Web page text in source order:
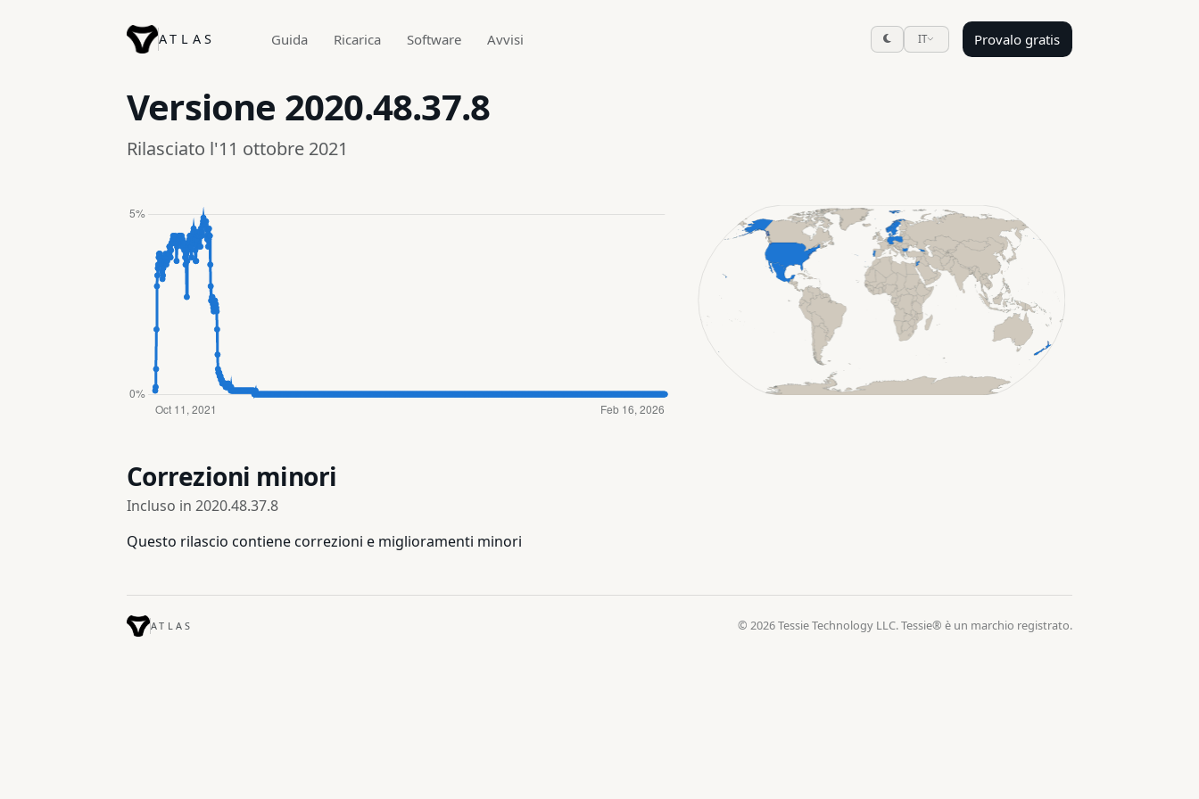
ATLAS Guida Ricarica Software Avvisi IT Provalo gratis
Versione 2020.48.37.8
Rilasciato l'11 ottobre 2021
Correzioni minori
Incluso in 2020.48.37.8
Questo rilascio contiene correzioni e miglioramenti minori
ATLAS © 2026 Tessie Technology LLC. Tessie® è un marchio registrato.